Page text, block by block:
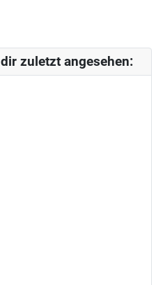
zuletzt angesehen: